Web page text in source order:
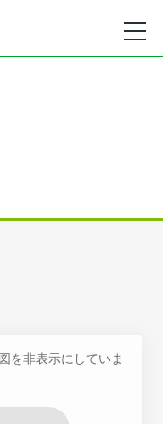
を非表示にしていま